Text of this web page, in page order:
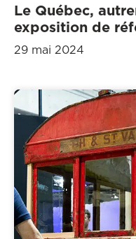
Le Québec,
exposition de
29 mai 2024